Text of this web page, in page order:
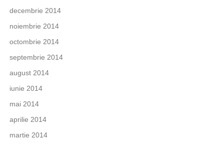
decembrie 2014
noiembrie 2014
octombrie 2014
septembrie 2014
august 2014
iunie 2014
mai 2014
aprilie 2014
martie 2014